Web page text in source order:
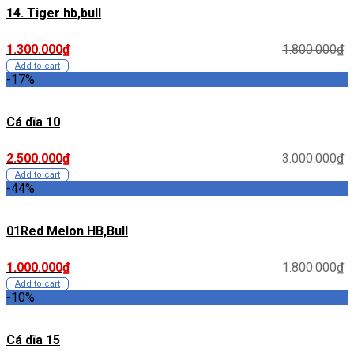
14. Tiger hb,bull
1.300.000₫ 1.800.000₫
Add to cart
-17%
Cá dĩa 10
2.500.000₫ 3.000.000₫
Add to cart
-44%
01Red Melon HB,Bull
1.000.000₫ 1.800.000₫
Add to cart
-10%
Cá dĩa 15